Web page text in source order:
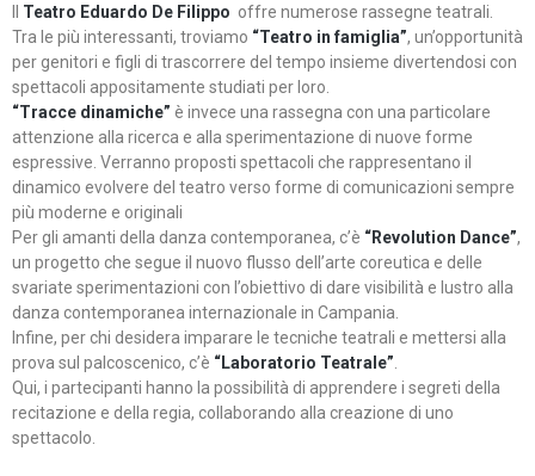
Teatro Eduardo De Filippo offre numerose rassegne teatrali.
Tra le più interessanti, troviamo “Teatro in famiglia”, un’opportunità
per genitori e figli di trascorrere del tempo insieme divertendosi con
spettacoli appositamente studiati per loro.
“Tracce dinamiche” è invece una rassegna con una particolare
attenzione alla ricerca e alla sperimentazione di nuove forme
espressive. Verranno proposti spettacoli che rappresentano il
dinamico evolvere del teatro verso forme di comunicazioni sempre
più moderne e originali
Per gli amanti della danza contemporanea, c’è “Revolution Dance”,
un progetto che segue il nuovo flusso dell’arte coreutica e delle
svariate sperimentazioni con l’obiettivo di dare visibilità e lustro alla
danza contemporanea internazionale in Campania.
Infine, per chi desidera imparare le tecniche teatrali e mettersi alla
prova sul palcoscenico, c’è “Laboratorio Teatrale”
Qui, i partecipanti hanno la possibilità di apprendere i segreti della
recitazione e della regia, collaborando alla creazione di uno
spettacolo.